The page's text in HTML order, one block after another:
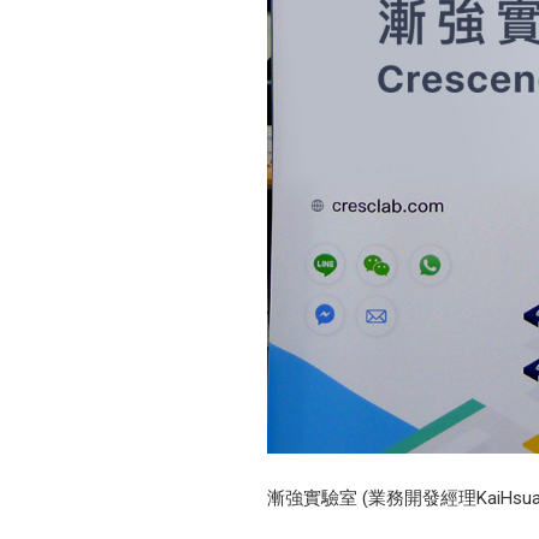
漸強實驗室 (業務開發經理